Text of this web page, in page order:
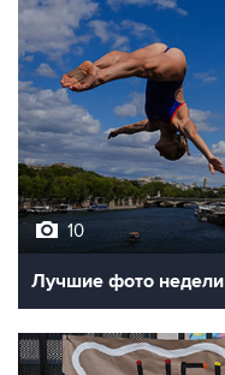
10
Лучшие фото недели